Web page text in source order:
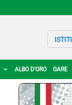
ALBO D'ORO GARE